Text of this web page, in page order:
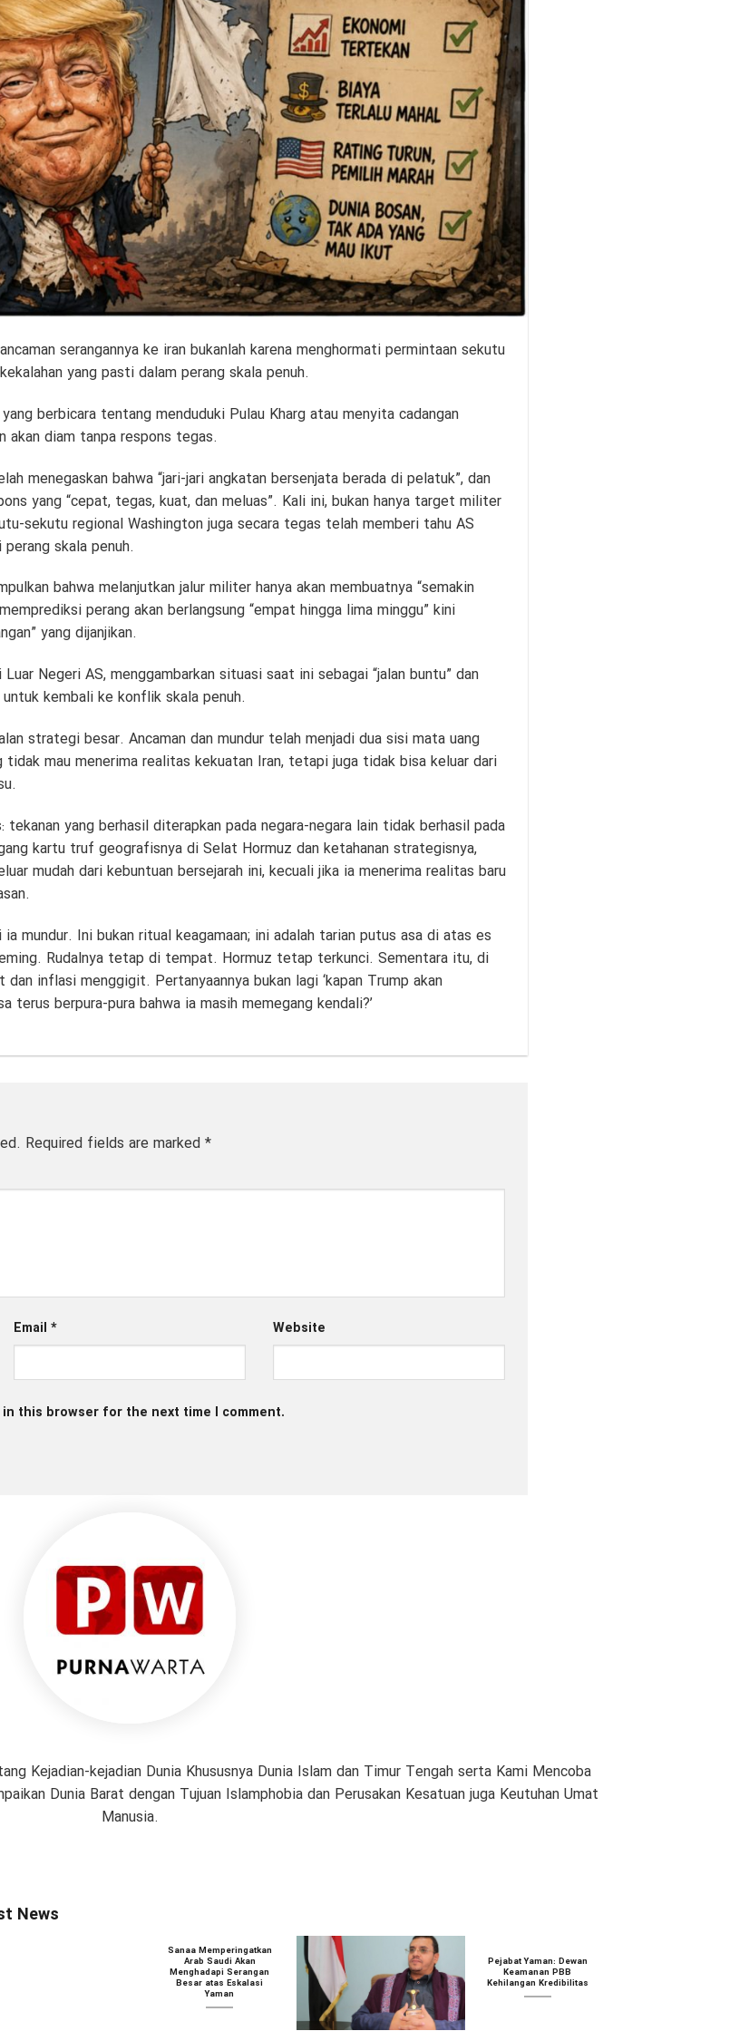
serangannya ke iran bukanlah karena menghormati permintaan sekutu
yang pasti dalam perang skala penuh.
berbicara tentang menduduki Pulau Kharg atau menyita cadangan
akan diam tanpa respons tegas.
menegaskan bahwa “jari-jari angkatan bersenjata berada di pelatuk”, dan
yang “cepat, tegas, kuat, dan meluas”. Kali ini, bukan hanya target militer
sekutu regional Washington juga secara tegas telah memberi tahu AS
skala penuh.
bahwa melanjutkan jalur militer hanya akan membuatnya “semakin
perang akan berlangsung “empat hingga lima minggu” kini
yang dijanjikan.
Negeri AS, menggambarkan situasi saat ini sebagai “jalan buntu” dan
untuk kembali ke konflik skala penuh.
strategi besar. Ancaman dan mundur telah menjadi dua sisi mata uang
tidak mau menerima realitas kekuatan Iran, tetapi juga tidak bisa keluar dari
tekanan yang berhasil diterapkan pada negara-negara lain tidak berhasil pada
kartu truf geografisnya di Selat Hormuz dan ketahanan strategisnya,
mudah dari kebuntuan bersejarah ini, kecuali jika ia menerima realitas baru
mundur. Ini bukan ritual keagamaan; ini adalah tarian putus asa di atas es
Rudalnya tetap di tempat. Hormuz tetap terkunci. Sementara itu, di
inflasi menggigit. Pertanyaannya bukan lagi ‘kapan Trump akan
terus berpura-pura bahwa ia masih memegang kendali?’
Required fields are marked *
Email * Website
in this browser for the next time I comment.
Kejadian-kejadian Dunia Khususnya Dunia Islam dan Timur Tengah serta Kami Mencoba
Dunia Barat dengan Tujuan Islamphobia dan Perusakan Kesatuan juga Keutuhan Umat
Manusia.
News
Sanaa Memperingatkan
Arab Saudi Akan
Menghadapi Serangan
Besar atas Eskalasi
Yaman
Pejabat Yaman: Dewan
Keamanan PBB
Kehilangan Kredibilitas